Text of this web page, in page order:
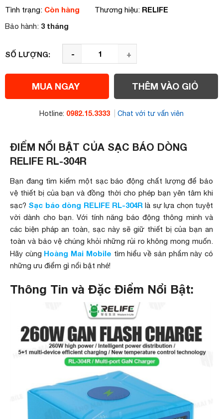
Tình trạng: Còn hàng Thương hiệu: RELIFE
Bảo hành: 3 tháng
SỐ LƯỢNG: - +
MUA NGAY THÊM VÀO GIỎ
Hotline: 0982.15.3333 Chat với tư vấn viên
ĐIỂM NỔI BẬT CỦA SẠC BÁO DÒNG
RELIFE RL-304R
Bạn đang tìm kiếm một sạc báo động chất lượng để bảo
vệ thiết bị của bạn và đồng thời cho phép bạn yên tâm khi
sạc? Sạc báo dòng RELIFE RL-304R là sự lựa chọn tuyệt
vời dành cho bạn. Với tính năng báo động thông minh và
các biện pháp an toàn, sạc này sẽ giữ thiết bị của bạn an
toàn và bảo vệ chúng khỏi những rủi ro không mong muốn.
Hãy cùng Hoàng Mai Mobile tìm hiểu về sản phẩm này có
những ưu điểm gì nổi bật nhé!
Thông Tin và Đặc Điểm Nổi Bật: